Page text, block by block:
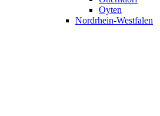
Oyten
Nordrhein-Westfalen